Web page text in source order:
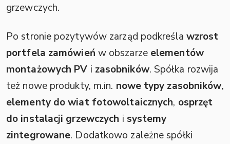
grzewczych.
Po stronie pozytywów zarząd podkreśla wzrost
portfela zamówień w obszarze elementów
montażowych PV i zasobników. Spółka rozwija
też nowe produkty, m.in. nowe typy zasobników,
elementy do wiat fotowoltaicznych, osprzęt
do instalacji grzewczych i systemy
zintegrowane. Dodatkowo zależne spółki